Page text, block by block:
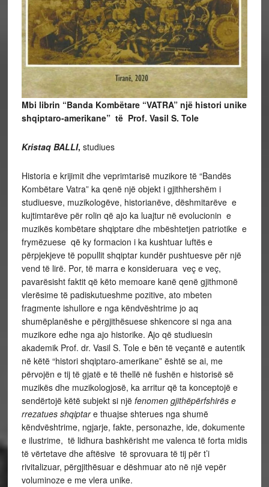
Mbi librin “Banda Kombëtare “VATRA” një histori unike
shqiptaro-amerikane” të Prof. Vasil S. Tole
Kristaq BALLI, studiues
Historia e krijimit dhe veprimtarisë muzikore të “Bandës
Kombëtare Vatra” ka qenë një objekt i gjithhershëm i
studiuesve, muzikologëve, historianëve, dëshmitarëve e
kujtimtarëve për rolin që ajo ka luajtur në evolucionin e
muzikës kombëtare shqiptare dhe mbështetjen patriotike e
frymëzuese që ky formacion i ka kushtuar luftës e
përpjekjeve të popullit shqiptar kundër pushtuesve për një
vend të lirë. Por, të marra e konsideruara veç e veç,
pavarësisht faktit që këto memoare kanë qenë gjithmonë
vlerësime të padiskutueshme pozitive, ato mbeten
fragmente ishullore e nga këndvështrime jo aq
shumëplanëshe e përgjithësuese shkencore si nga ana
muzikore edhe nga ajo historike. Ajo që studiuesin
akademik Prof. dr. Vasil S. Tole e bën të veçantë e autentik
në këtë “histori shqiptaro-amerikane” është se ai, me
përvojën e tij të gjatë e të thellë në fushën e historisë së
muzikës dhe muzikologjosë, ka arritur që ta konceptojë e
sendërtojë këtë subjekt si një fenomen gjithëpërfshirës e
rrezatues shqiptare thuajse shterues nga shumë
këndvështrime, ngjarje, fakte, personazhe, ide, dokumente
e ilustrime, të lidhura bashkërisht me valenca të forta midis
të vërtetave dhe aftësive të sprovuara të tij për t’i
rivitalizuar, përgjithësuar e dëshmuar ato në një vepër
voluminoze e me vlera unike.